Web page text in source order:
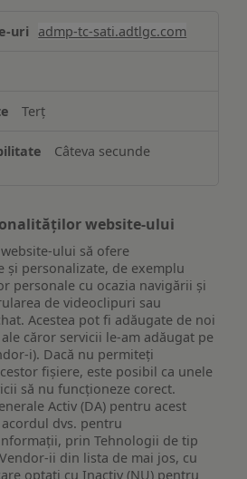
admp-tc-sati.adtlgc.com
Terț
Câteva secunde
website-ului
ului să ofere
personalizate, de exemplu
personale cu ocazia navigării și
de videoclipuri sau
Acestea pot fi adăugate de noi
căror servicii le-am adăugat pe
i). Dacă nu permiteți
fișiere, este posibil ca unele
să nu funcționeze corect.
Activ (DA) pentru acest
dvs. pentru
prin Tehnologii de tip
ii din lista de mai jos, cu
optați cu Inactiv (NU) pentru